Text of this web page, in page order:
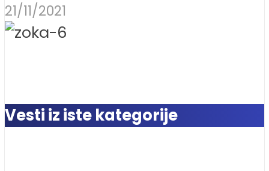
21/11/2021
Vesti iz iste kategorije